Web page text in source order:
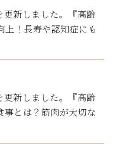
更新しました。『高齢
上！長寿や認知症にも
更新しました。『高齢
とは？筋肉が大切な